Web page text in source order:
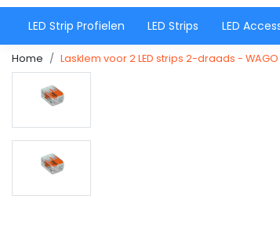
LED Strip Profielen LED Strips LED
Home Lasklem voor 2 LED strips 2-draads - WAGO